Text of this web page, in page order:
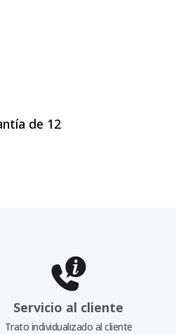
de 12
Servicio al cliente
Trato individualizado al cliente